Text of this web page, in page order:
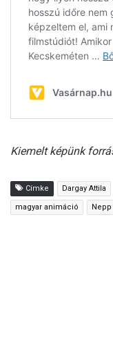
Kiemelt képünk
Címke Dargay Attila
magyar animáció